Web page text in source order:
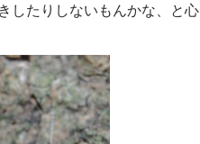
したりしないもんかな、と心